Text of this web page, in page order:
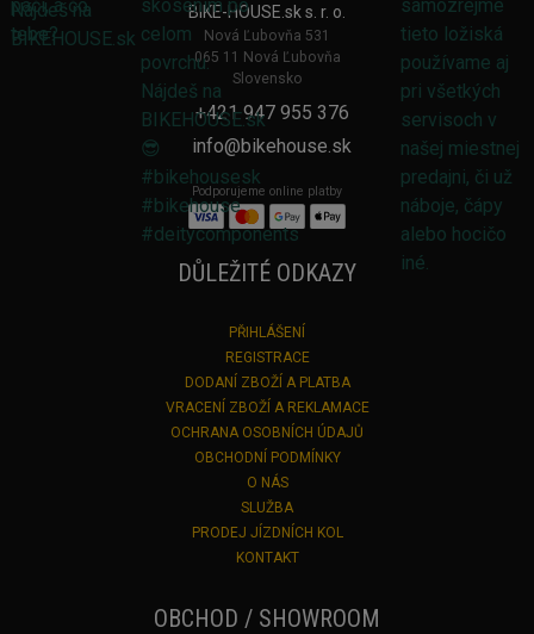
BIKE-HOUSE.sk s. r. o.
Nová Ľubovňa 531
065 11 Nová Ľubovňa
Slovensko
+421 947 955 376
info@bikehouse.sk
Podporujeme online platby
DŮLEŽITÉ ODKAZY
PŘIHLÁŠENÍ
REGISTRACE
DODANÍ ZBOŽÍ A PLATBA
VRACENÍ ZBOŽÍ A REKLAMACE
OCHRANA OSOBNÍCH ÚDAJŮ
OBCHODNÍ PODMÍNKY
O NÁS
SLUŽBA
PRODEJ JÍZDNÍCH KOL
KONTAKT
OBCHOD / SHOWROOM